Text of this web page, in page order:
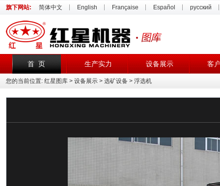
旗下网站: 简体中文 English Française Español русский
首 页 生产实力 设备展示 客
您的当前位置: 红星图库 > 设备展示 > 选矿设备 > 浮选机